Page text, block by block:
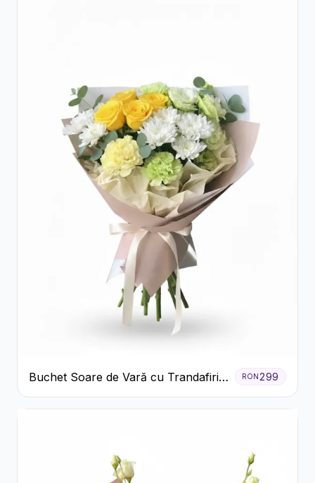
Buchet Soare de Vară cu Trandafiri
Galbeni și Crizanteme Albe
RON 299